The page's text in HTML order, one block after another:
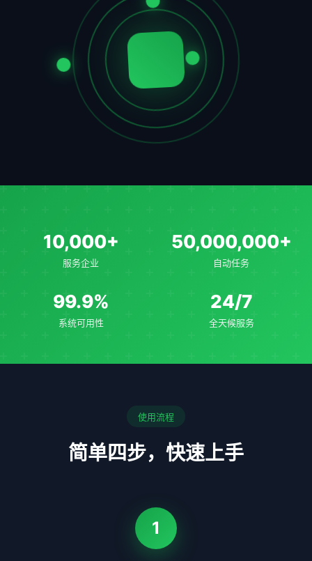
10,000+
服务企业
50,000,000+
自动任务
99.9%
系统可用性
24/7
全天候服务
使用流程
简单四步，快速上手
1